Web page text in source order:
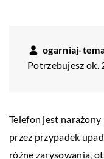
ogarniaj-
Potrzebujesz ok.
Telefon jest narażony
przez przypadek
różne zarysowania,